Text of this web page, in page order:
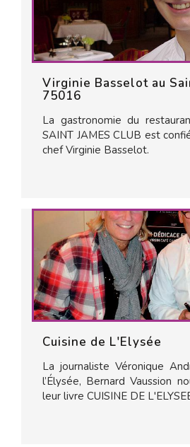
Virginie Basselot au
75016
La gastronomie du
SAINT JAMES CLUB est
chef Virginie Basselot.
Cuisine de L'Elysée
La journaliste Véronique
l’Élysée, Bernard Vaussion
leur livre CUISINE DE